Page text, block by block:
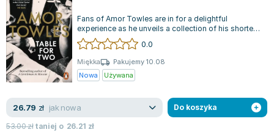
Lorraine Warren
Ajahn Brahm
Lucinda Riley
Jacek Walkiewicz
Fans of Amor Towles are in for a delightful
experience as he unveils a collection of his shorter
works. This includes six stories...
0.0
Miękka
Pakujemy 10.08
Nowa
Używana
26.79 zł jak nowa
53.00złtaniej o 26.21 zł
Do koszyka